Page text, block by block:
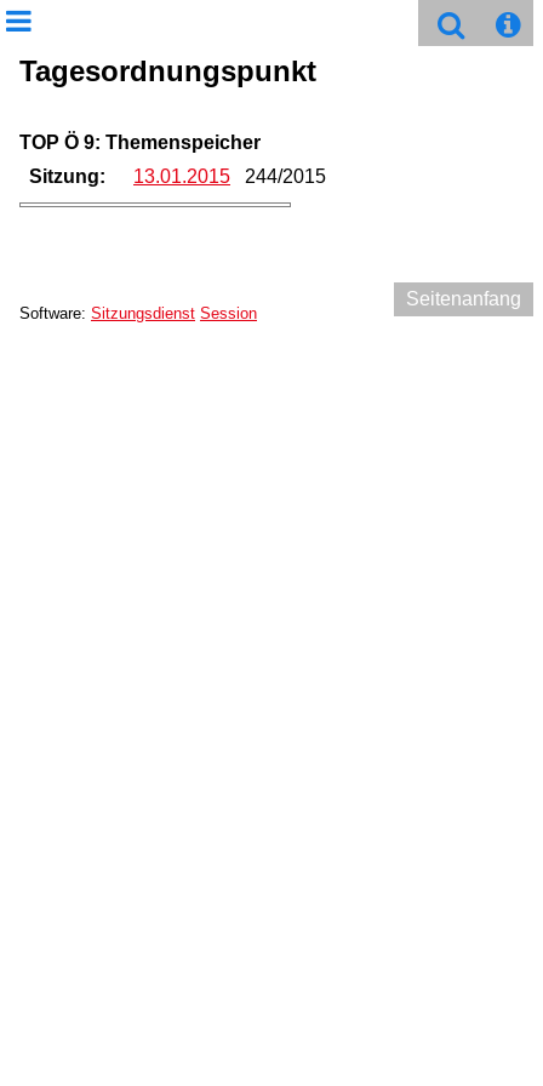
Tagesordnungspunkt
TOP Ö 9: Themenspeicher
Sitzung:
13.01.2015 244/2015
Seitenanfang
Software: Sitzungsdienst Session